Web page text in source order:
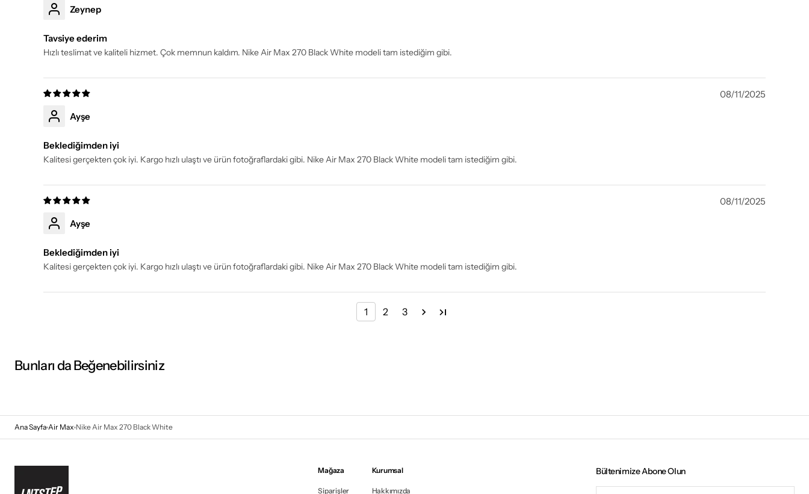
Zeynep
Tavsiye ederim
Hızlı teslimat ve kaliteli hizmet. Çok memnun kaldım. Nike Air Max 270 Black White modeli tam istediğim gibi.
08/11/2025
Ayşe
Beklediğimden iyi
Kalitesi gerçekten çok iyi. Kargo hızlı ulaştı ve ürün fotoğraflardaki gibi. Nike Air Max 270 Black White modeli tam istediğim gibi.
08/11/2025
Ayşe
Beklediğimden iyi
Kalitesi gerçekten çok iyi. Kargo hızlı ulaştı ve ürün fotoğraflardaki gibi. Nike Air Max 270 Black White modeli tam istediğim gibi.
1 2 3
Bunları da Beğenebilirsiniz
Ana Sayfa Air Max Nike Air Max 270 Black White
Mağaza
Siparişler
Kurumsal
Hakkımızda
Bültenimize Abone Olun